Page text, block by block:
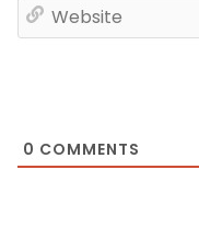
0 COMMENTS